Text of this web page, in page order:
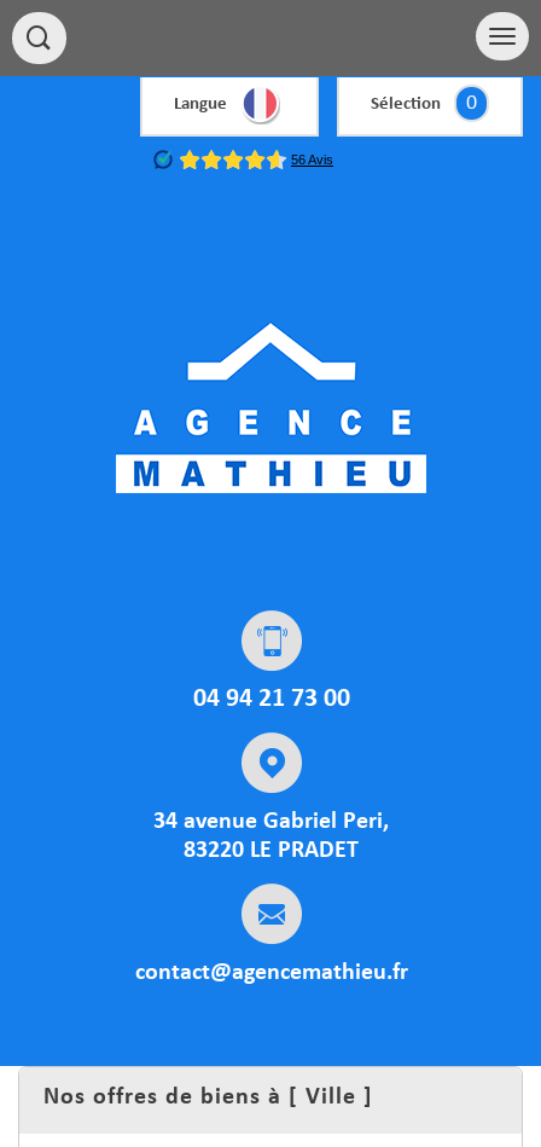
Langue Sélection 0
04 94 21 73 00
34 avenue Gabriel Peri,
83220 LE PRADET
contact@agencemathieu.fr
Nos offres de biens à [ Ville ]